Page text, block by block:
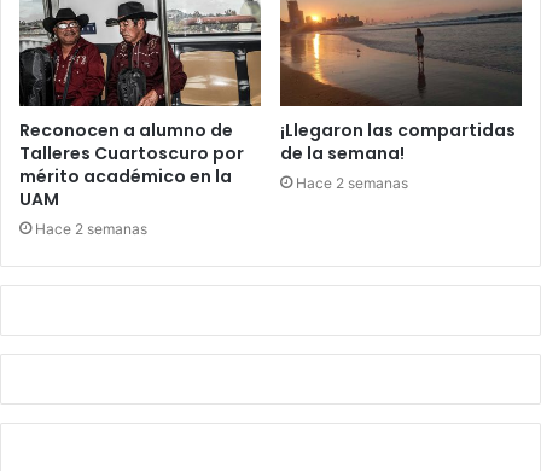
Reconocen a alumno de
Talleres Cuartoscuro por
mérito académico en la
UAM
Hace 2 semanas
¡Llegaron las compartidas
de la semana!
Hace 2 semanas